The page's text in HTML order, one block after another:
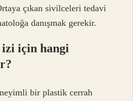
çıkan sivilceleri tedavi
danışmak gerekir.
için hangi
bir plastik cerrah